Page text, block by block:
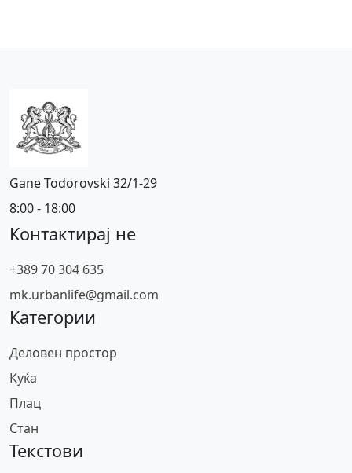
Gane Todorovski 32/1-29
8:00 - 18:00
Контактирај не
+389 70 304 635
mk.urbanlife@gmail.com
Категории
Деловен простор
Куќа
Плац
Стан
Текстови